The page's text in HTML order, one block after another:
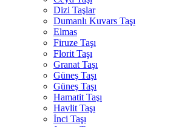
Dizi Taşlar
Dumanlı Kuvars Taşı
Elmas
Firuze Taşı
Florit Taşı
Granat Taşı
Güneş Taşı
Güneş Taşı
Hamatit Taşı
Havlit Taşı
İnci Taşı